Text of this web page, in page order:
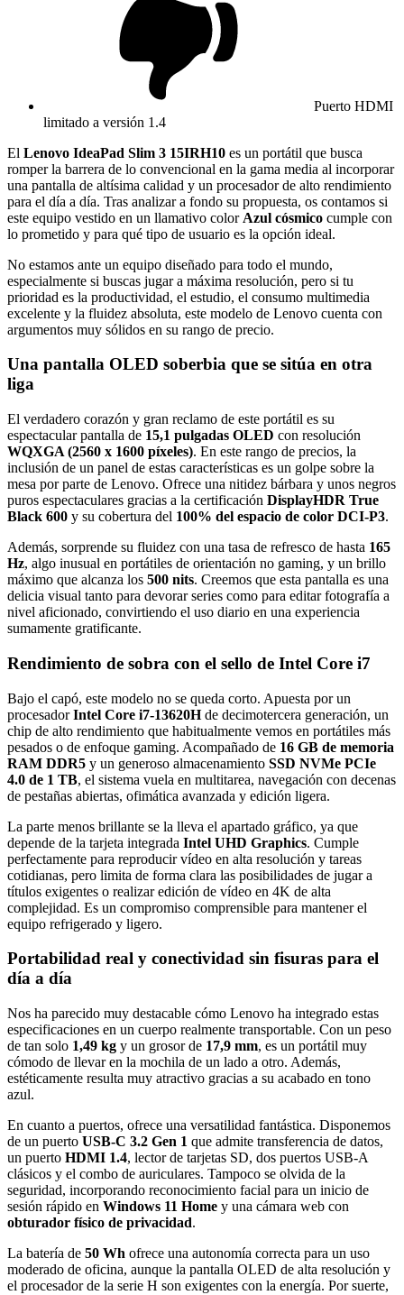
Puerto HDMI
limitado a versión 1.4
El Lenovo IdeaPad Slim 3 15IRH10 es un portátil que busca
romper la barrera de lo convencional en la gama media al incorporar
una pantalla de altísima calidad y un procesador de alto rendimiento
para el día a día. Tras analizar a fondo su propuesta, os contamos si
este equipo vestido en un llamativo color Azul cósmico cumple con
lo prometido y para qué tipo de usuario es la opción ideal.
No estamos ante un equipo diseñado para todo el mundo,
especialmente si buscas jugar a máxima resolución, pero si tu
prioridad es la productividad, el estudio, el consumo multimedia
excelente y la fluidez absoluta, este modelo de Lenovo cuenta con
argumentos muy sólidos en su rango de precio.
Una pantalla OLED soberbia que se sitúa en otra
liga
El verdadero corazón y gran reclamo de este portátil es su
espectacular pantalla de 15,1 pulgadas OLED con resolución
WQXGA (2560 x 1600 píxeles). En este rango de precios, la
inclusión de un panel de estas características es un golpe sobre la
mesa por parte de Lenovo. Ofrece una nitidez bárbara y unos negros
puros espectaculares gracias a la certificación DisplayHDR True
Black 600 y su cobertura del 100% del espacio de color DCI-P3.
Además, sorprende su fluidez con una tasa de refresco de hasta 165
Hz, algo inusual en portátiles de orientación no gaming, y un brillo
máximo que alcanza los 500 nits. Creemos que esta pantalla es una
delicia visual tanto para devorar series como para editar fotografía a
nivel aficionado, convirtiendo el uso diario en una experiencia
sumamente gratificante.
Rendimiento de sobra con el sello de Intel Core i7
Bajo el capó, este modelo no se queda corto. Apuesta por un
procesadorIntel Core i7-13620Hde decimotercera generación, un
chip de alto rendimiento que habitualmente vemos en portátiles más
pesados o de enfoque gaming. Acompañado de 16 GB de memoria
RAM DDR5 y un generoso almacenamiento SSD NVMe PCIe
4.0 de 1 TB, el sistema vuela en multitarea, navegación con decenas
de pestañas abiertas, ofimática avanzada y edición ligera.
La parte menos brillante se la lleva el apartado gráfico, ya que
depende de la tarjeta integrada Intel UHD Graphics. Cumple
perfectamente para reproducir vídeo en alta resolución y tareas
cotidianas, pero limita de forma clara las posibilidades de jugar a
títulos exigentes o realizar edición de vídeo en 4K de alta
complejidad. Es un compromiso comprensible para mantener el
equipo refrigerado y ligero.
Portabilidad real y conectividad sin fisuras para el
día a día
Nos ha parecido muy destacable cómo Lenovo ha integrado estas
especificaciones en un cuerpo realmente transportable. Con un peso
de tan solo 1,49 kg y un grosor de 17,9 mm, es un portátil muy
cómodo de llevar en la mochila de un lado a otro. Además,
estéticamente resulta muy atractivo gracias a su acabado en tono
azul.
En cuanto a puertos, ofrece una versatilidad fantástica. Disponemos
de un puerto USB-C 3.2 Gen 1 que admite transferencia de datos,
un puerto HDMI 1.4, lector de tarjetas SD, dos puertos USB-A
clásicos y el combo de auriculares. Tampoco se olvida de la
seguridad, incorporando reconocimiento facial para un inicio de
sesión rápido en Windows 11 Home y una cámara web con
obturador físico de privacidad.
La batería de 50 Wh ofrece una autonomía correcta para un uso
moderado de oficina, aunque la pantalla OLED de alta resolución y
el procesador de la serie H son exigentes con la energía. Por suerte,